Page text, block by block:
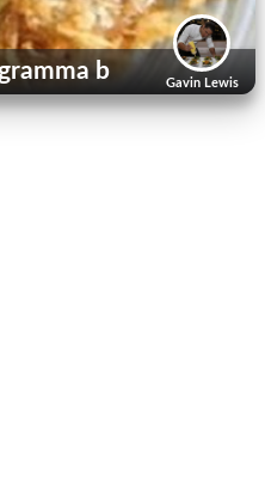
Gavin Lewis
b